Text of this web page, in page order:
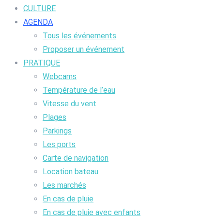
CULTURE
AGENDA
Tous les événements
Proposer un événement
PRATIQUE
Webcams
Température de l’eau
Vitesse du vent
Plages
Parkings
Les ports
Carte de navigation
Location bateau
Les marchés
En cas de pluie
En cas de pluie avec enfants